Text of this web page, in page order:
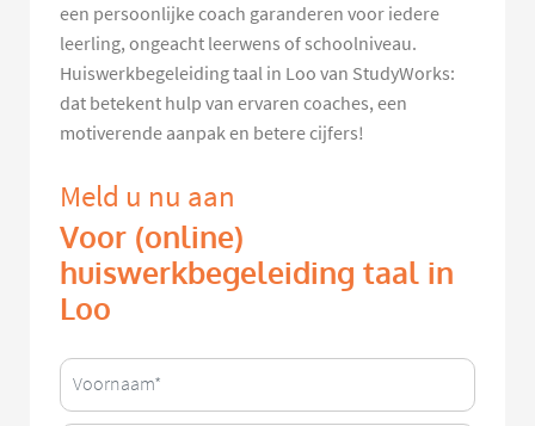
een persoonlijke coach garanderen voor iedere
leerling, ongeacht leerwens of schoolniveau.
Huiswerkbegeleiding taal in Loo van StudyWorks:
dat betekent hulp van ervaren coaches, een
motiverende aanpak en betere cijfers!
Meld u nu aan
Voor (online)
huiswerkbegeleiding taal in
Loo